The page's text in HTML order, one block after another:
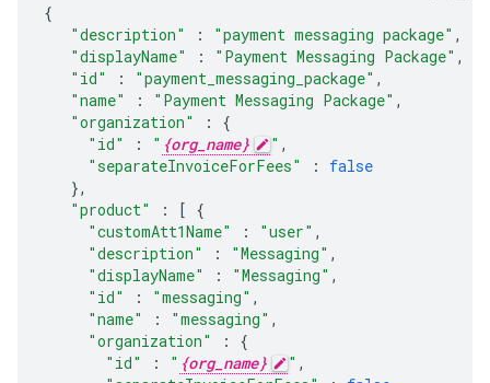
{
"description"
: "payment messaging package" ,
"displayName"
: "Payment Messaging Package" ,
"id"
: "payment_messaging_package" ,
"name"
: "Payment Messaging Package" ,
"organization"
:
{
"id"
: " {org_name} " ,
"separateInvoiceForFees"
:
false
},
"product"
: [ {
"customAtt1Name"
: "user" ,
"description"
: "Messaging" ,
"displayName"
: "Messaging" ,
"id"
: "messaging" ,
"name"
: "messaging" ,
"organization"
:
{
"id"
: " {org_name} " ,